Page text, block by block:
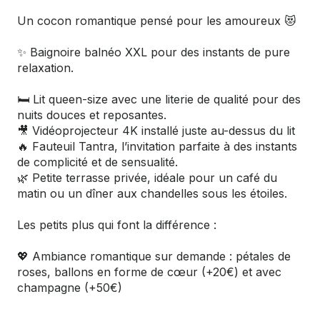
Un cocon romantique pensé pour les amoureux 😻
✨ Baignoire balnéo XXL pour des instants de pure
relaxation.
🛏️ Lit queen-size avec une literie de qualité pour des
nuits douces et reposantes.
🎥 Vidéoprojecteur 4K installé juste au-dessus du lit
🔥 Fauteuil Tantra, l’invitation parfaite à des instants
de complicité et de sensualité.
🌿 Petite terrasse privée, idéale pour un café du
matin ou un dîner aux chandelles sous les étoiles.
Les petits plus qui font la différence :
💖 Ambiance romantique sur demande : pétales de
roses, ballons en forme de cœur (+20€) et avec
champagne (+50€)